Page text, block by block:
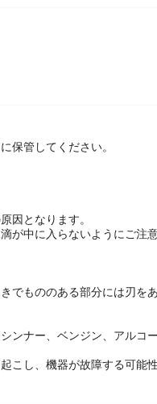
保管してください。
因となります。
中に入らないようにご注意
でもののある部分には刃をあ
ナー、ベンジン、アルコー
こし、機器が故障する可能性